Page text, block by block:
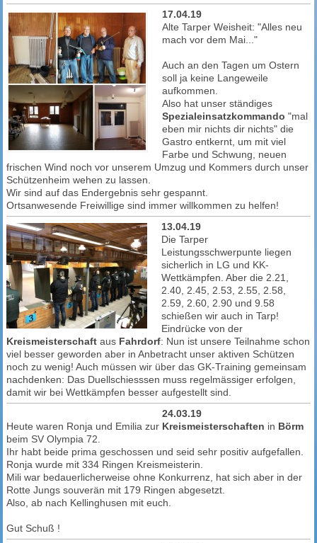
17.04.19
Alte Tarper Weisheit: "Alles neu
mach vor dem Mai..."
Auch an den Tagen um Ostern
soll ja keine Langeweile
aufkommen.
Also hat unser ständiges
Spezialeinsatzkommando "mal
eben mir nichts dir nichts" die
Gastro entkernt, um mit viel
Farbe und Schwung, neuen
frischen Wind noch vor unserem Umzug und Kommers durch unser
Schützenheim wehen zu lassen.
Wir sind auf das Endergebnis sehr gespannt.
Ortsanwesende Freiwillige sind immer willkommen zu helfen!
13.04.19
Die Tarper
Leistungsschwerpunte liegen
sicherlich in LG und KK-
Wettkämpfen. Aber die 2.21,
2.40, 2.45, 2.53, 2.55, 2.58,
2.59, 2.60, 2.90 und 9.58
schießen wir auch in Tarp!
Eindrücke von der
Kreismeisterschaftaus Fahrdorf: Nun ist unsere Teilnahme schon
viel besser geworden aber in Anbetracht unser aktiven Schützen
noch zu wenig! Auch müssen wir über das GK-Training gemeinsam
nachdenken: Das Duellschiesssen muss regelmässiger erfolgen,
damit wir bei Wettkämpfen besser aufgestellt sind.
24.03.19
Heute waren Ronja und Emilia zur Kreismeisterschaften in Börm
beim SV Olympia 72.
Ihr habt beide prima geschossen und seid sehr positiv aufgefallen.
Ronja wurde mit 334 Ringen Kreismeisterin.
Mili war bedauerlicherweise ohne Konkurrenz, hat sich aber in der
Rotte Jungs souverän mit 179 Ringen abgesetzt.
Also, ab nach Kellinghusen mit euch.
Gut Schuß !